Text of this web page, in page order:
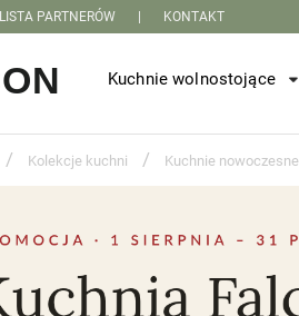
LISTA PARTNERÓW KONTAKT
Kuchnie wolnostojące
/ Kolekcje kuchni / Kuchnie nowoczesne